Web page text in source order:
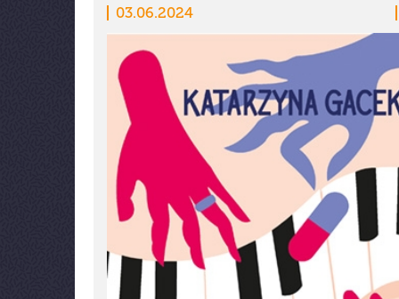
03.06.2024